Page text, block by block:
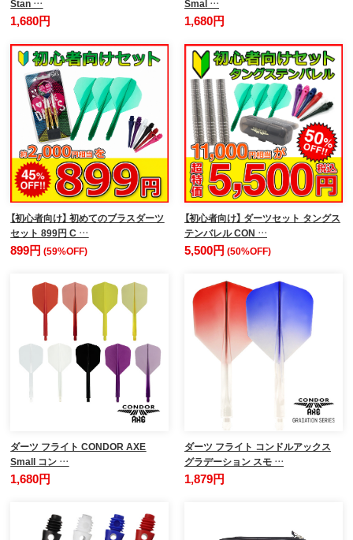
Stan …
1,680円
Smal …
1,680円
【初心者向け】 初めてのブラスダーツ
セット 899円 C …
899円(59%OFF)
【初心者向け】 ダーツセット タングス
テンバレル CON …
5,500円 (50%OFF)
ダーツ フライト CONDOR AXE
Small コン …
1,680円
ダーツ フライト コンドルアックス
グラデーション スモ …
1,879円